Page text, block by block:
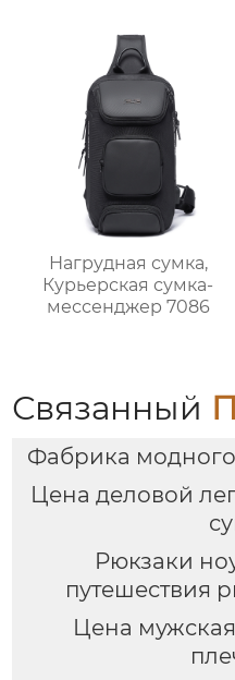
Нагрудная сумка,
Курьерская сумка-
мессенджер 7086
Связанный
Фабрика
Цена деловой
Рюкзаки
путешествия
Цена